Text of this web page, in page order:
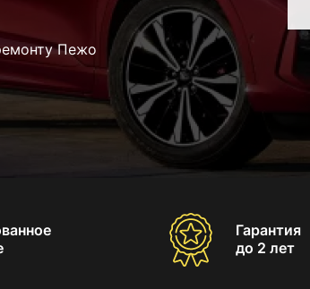
Пежо
Гарантия
до 2 лет